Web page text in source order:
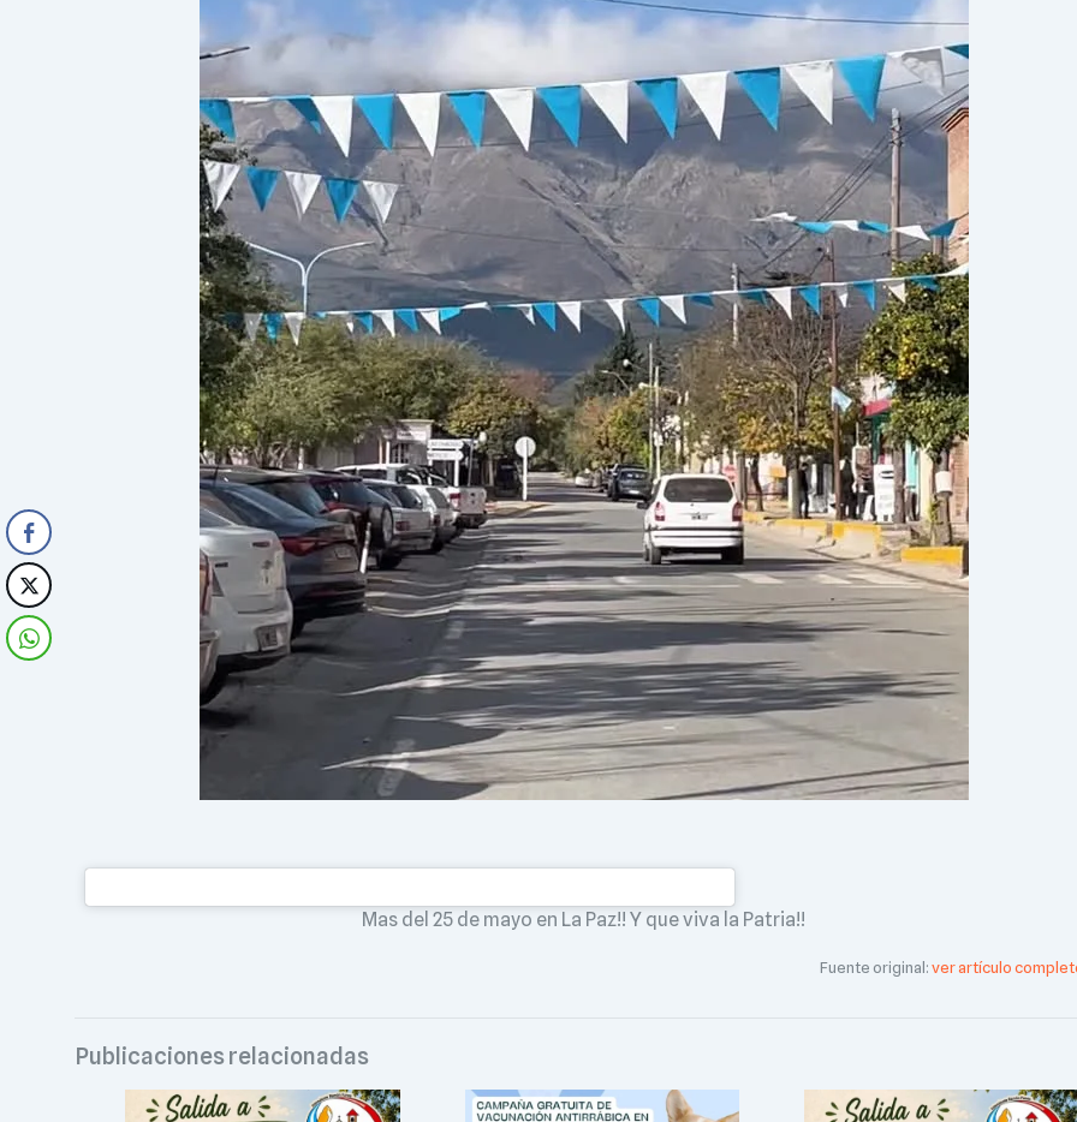
Mas del 25 de mayo en La Paz!! Y que viva la Patria!!
Fuente original:ver artículo
Publicaciones relacionadas